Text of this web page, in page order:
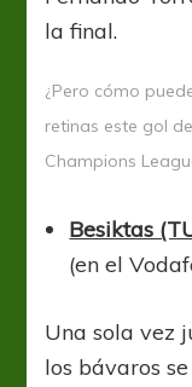
la final.
¿Pero cómo
retinas este gol
Champions
Besiktas
(en el
Una sola vez
los bávaros